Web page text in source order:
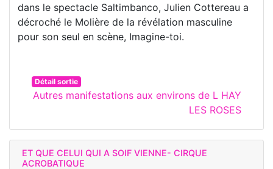
dans le spectacle Saltimbanco, Julien Cottereau a
décroché le Molière de la révélation masculine
pour son seul en scène, Imagine-toi.
Détail sortie
Autres manifestations aux environs de L HAY
LES ROSES
ET QUE CELUI QUI A SOIF VIENNE- CIRQUE
ACROBATIQUE